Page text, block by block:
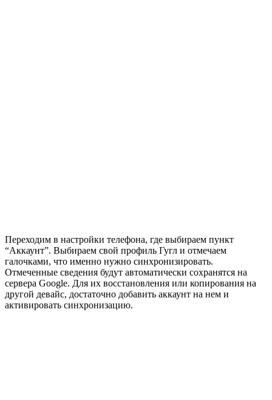
Переходим в настройки телефона, где выбираем пункт
“Аккаунт”. Выбираем свой профиль Гугл и отмечаем
галочками, что именно нужно синхронизировать.
Отмеченные сведения будут автоматически сохранятся на
сервера Google. Для их восстановления или копирования на
другой девайс, достаточно добавить аккаунт на нем и
активировать синхронизацию.